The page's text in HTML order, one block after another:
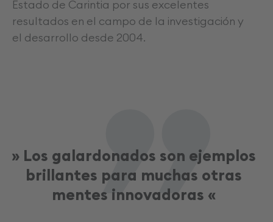
Estado de Carintia por sus excelentes
resultados en el campo de la investigación y
el desarrollo desde 2004.
» Los galardonados son ejemplos
brillantes para muchas otras
mentes innovadoras «
„